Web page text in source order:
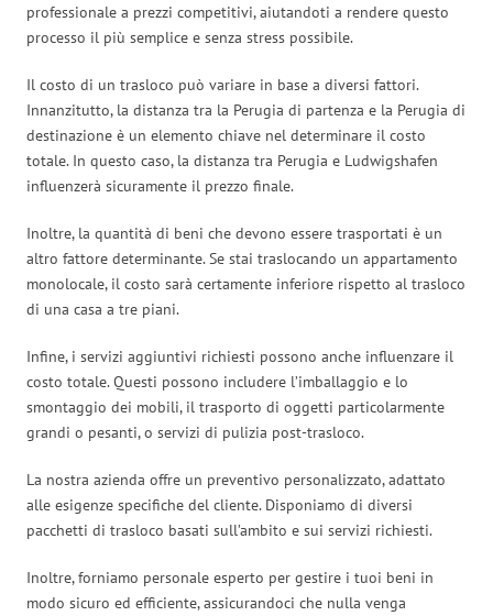
professionale a prezzi competitivi, aiutandoti a rendere questo
processo il più semplice e senza stress possibile.
Il costo di un trasloco può variare in base a diversi fattori.
Innanzitutto, la distanza tra la Perugia di partenza e la Perugia di
destinazione è un elemento chiave nel determinare il costo
totale. In questo caso, la distanza tra Perugia e Ludwigshafen
influenzerà sicuramente il prezzo finale.
Inoltre, la quantità di beni che devono essere trasportati è un
altro fattore determinante. Se stai traslocando un appartamento
monolocale, il costo sarà certamente inferiore rispetto al trasloco
di una casa a tre piani.
Infine, i servizi aggiuntivi richiesti possono anche influenzare il
costo totale. Questi possono includere l’imballaggio e lo
smontaggio dei mobili, il trasporto di oggetti particolarmente
grandi o pesanti, o servizi di pulizia post-trasloco.
La nostra azienda offre un preventivo personalizzato, adattato
alle esigenze specifiche del cliente. Disponiamo di diversi
pacchetti di trasloco basati sull’ambito e sui servizi richiesti.
Inoltre, forniamo personale esperto per gestire i tuoi beni in
modo sicuro ed efficiente, assicurandoci che nulla venga